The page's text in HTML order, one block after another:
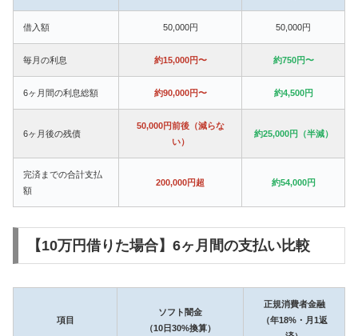
借入額 50,000円 50,000円
毎月の利息 約15,000円〜 約750円〜
6ヶ月間の利息総額 約90,000円〜 約4,500円
6ヶ月後の残債
50,000円前後（減らな
い）
約25,000円（半減）
完済までの合計支払
額
200,000円超 約54,000円
【10万円借りた場合】6ヶ月間の支払い比較
項目
ソフト闇金
（10日30%換算）
正規消費者金融
（年18%・月1返